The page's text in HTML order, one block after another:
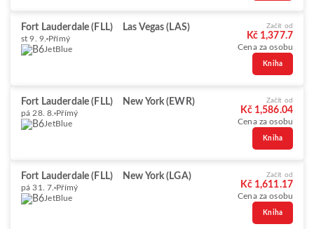
Fort Lauderdale (FLL) Las Vegas (LAS)
st 9. 9. Přímý
JetBlue
Začít od
Kč 1,377.7
Cena za osobu
Kniha
Fort Lauderdale (FLL) New York (EWR)
pá 28. 8. Přímý
JetBlue
Začít od
Kč 1,586.04
Cena za osobu
Kniha
Fort Lauderdale (FLL) New York (LGA)
pá 31. 7. Přímý
JetBlue
Začít od
Kč 1,611.17
Cena za osobu
Kniha